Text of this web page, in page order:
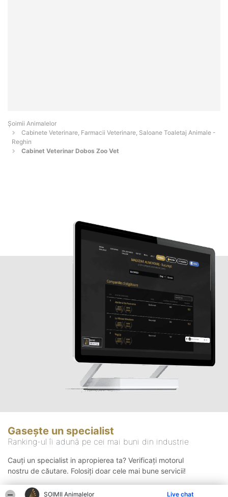
ŞOIMII Animalelor Live chat
Şoimii Animalelor
Cabinete Veterinare, Farmacii Veterinare, Saloane Toaletaj Animale -
Reghin
Cabinet Veterinar Dobos Zoo Vet
Gasește un specialist
Ranking-ul îi adună pe cei mai buni din industrie
Cauți un specialist in apropierea ta? Verificați motorul
nostru de căutare. Folosiți doar cele mai bune servicii!